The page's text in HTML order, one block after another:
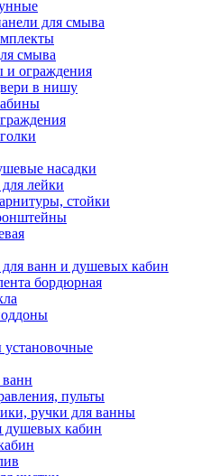
для смыва
смыва
ограждения
в нишу
насадки
лейки
стойки
ванн и душевых кабин
бордюрная
пульты
ручки для ванны
душевых кабин